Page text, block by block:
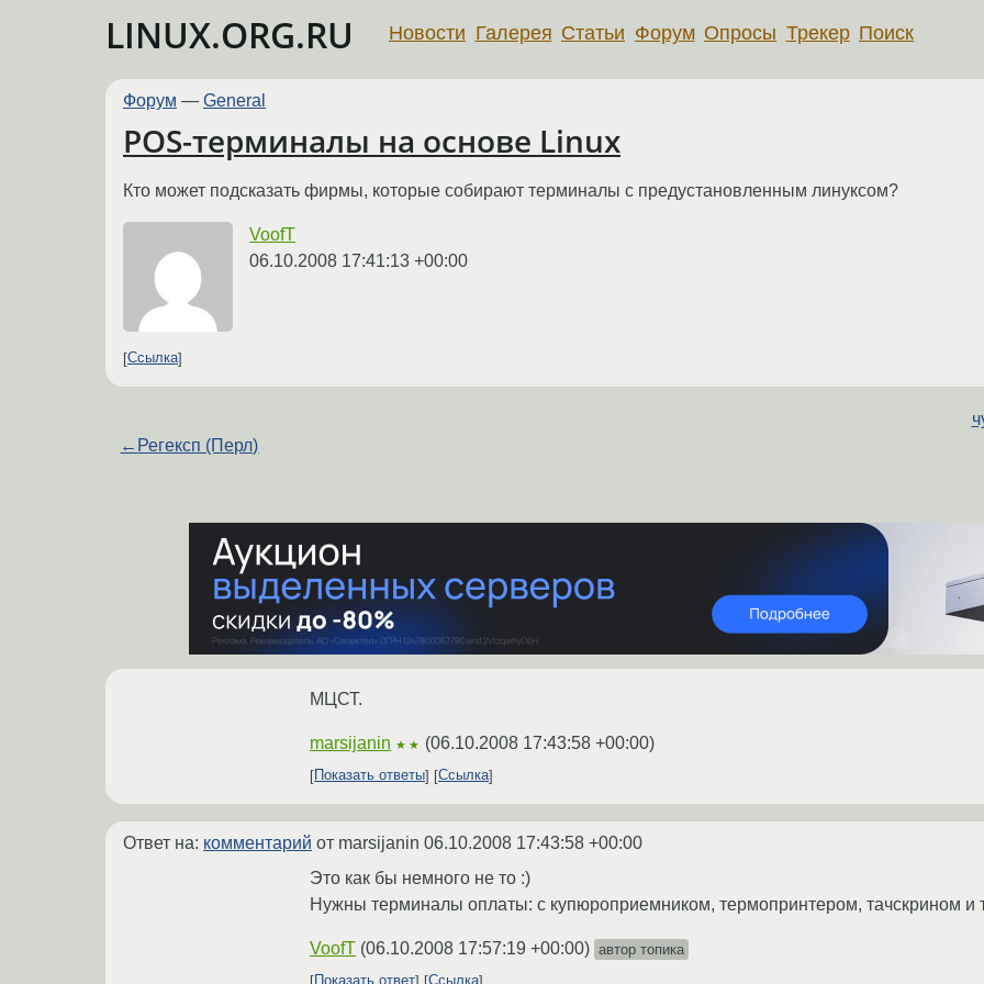
LINUX.ORG.RU Новости Галерея Статьи Форум Опросы Трекер Поиск
Форум — General
POS-терминалы на основе Linux
Кто может подсказать фирмы, которые собирают терминалы с предустановленным линуксом?
VoofT
06.10.2008 17:41:13 +00:00
Ссылка
← Регексп (Перл)
МЦСТ.
marsijanin ★★ (06.10.2008 17:43:58 +00:00)
Показать ответы Ссылка
Ответ на: комментарий от marsijanin 06.10.2008 17:43:58 +00:00
Это как бы немного не то :)
Нужны терминалы оплаты: с купюроприемником, термопринтером, тачскрином и
VoofT (06.10.2008 17:57:19 +00:00) автор топика